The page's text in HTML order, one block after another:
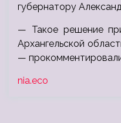
губернатору
— Такое решение
Архангельской
—
nia.eco